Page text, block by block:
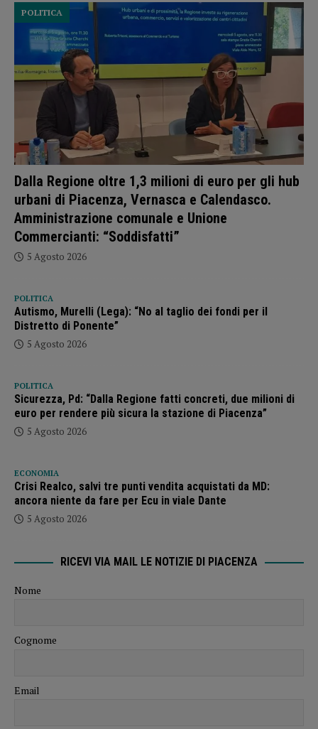
Dalla Regione oltre 1,3 milioni di euro per gli hub
urbani di Piacenza, Vernasca e Calendasco.
Amministrazione comunale e Unione
Commercianti: “Soddisfatti”
POLITICA
5 Agosto 2026
POLITICA
Autismo, Murelli (Lega): “No al taglio dei fondi per il
Distretto di Ponente”
5 Agosto 2026
POLITICA
Sicurezza, Pd: “Dalla Regione fatti concreti, due milioni di
euro per rendere più sicura la stazione di Piacenza”
5 Agosto 2026
ECONOMIA
Crisi Realco, salvi tre punti vendita acquistati da MD:
ancora niente da fare per Ecu in viale Dante
5 Agosto 2026
RICEVI VIA MAIL LE NOTIZIE DI PIACENZA
Nome
Cognome
Email